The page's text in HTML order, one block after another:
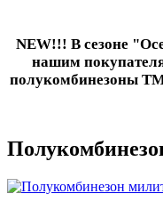
NEW!!! В сезоне
нашим
полукомбинезоны